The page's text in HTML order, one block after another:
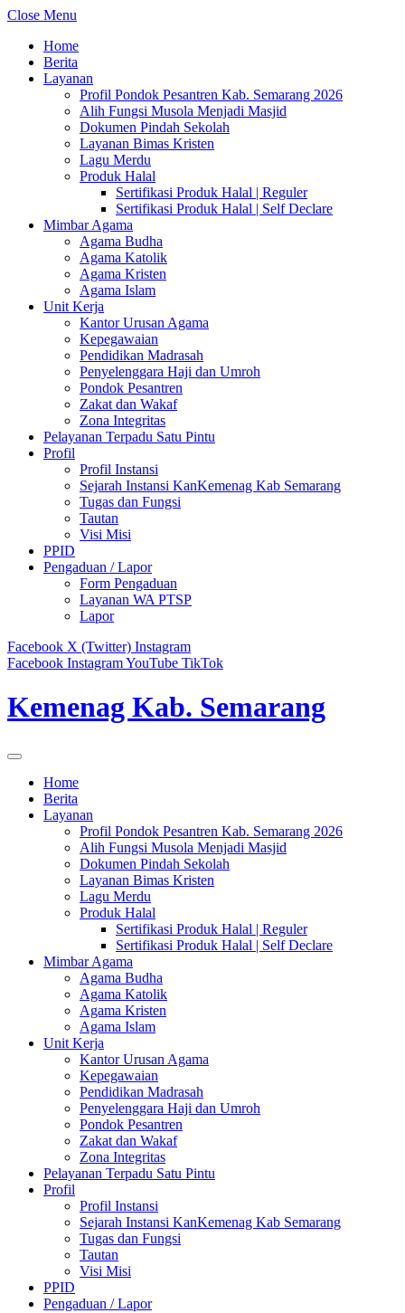
Close Menu
Home
Berita
Layanan
Profil Pondok Pesantren Kab. Semarang 2026
Alih Fungsi Musola Menjadi Masjid
Dokumen Pindah Sekolah
Layanan Bimas Kristen
Lagu Merdu
Produk Halal
Sertifikasi Produk Halal | Reguler
Sertifikasi Produk Halal | Self Declare
Mimbar Agama
Agama Budha
Agama Katolik
Agama Kristen
Agama Islam
Unit Kerja
Kantor Urusan Agama
Kepegawaian
Pendidikan Madrasah
Penyelenggara Haji dan Umroh
Pondok Pesantren
Zakat dan Wakaf
Zona Integritas
Pelayanan Terpadu Satu Pintu
Profil
Profil Instansi
Sejarah Instansi KanKemenag Kab Semarang
Tugas dan Fungsi
Tautan
Visi Misi
PPID
Pengaduan / Lapor
Form Pengaduan
Layanan WA PTSP
Lapor
Facebook X (Twitter) Instagram
Facebook InstagramYouTube TikTok
Kemenag Kab. Semarang
Home
Berita
Layanan
Profil Pondok Pesantren Kab. Semarang 2026
Alih Fungsi Musola Menjadi Masjid
Dokumen Pindah Sekolah
Layanan Bimas Kristen
Lagu Merdu
Produk Halal
Sertifikasi Produk Halal | Reguler
Sertifikasi Produk Halal | Self Declare
Mimbar Agama
Agama Budha
Agama Katolik
Agama Kristen
Agama Islam
Unit Kerja
Kantor Urusan Agama
Kepegawaian
Pendidikan Madrasah
Penyelenggara Haji dan Umroh
Pondok Pesantren
Zakat dan Wakaf
Zona Integritas
Pelayanan Terpadu Satu Pintu
Profil
Profil Instansi
Sejarah Instansi KanKemenag Kab Semarang
Tugas dan Fungsi
Tautan
Visi Misi
PPID
Pengaduan / Lapor